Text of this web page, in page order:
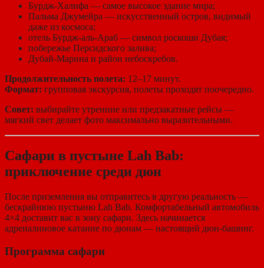
Бурдж-Халифа — самое высокое здание мира;
Пальма Джумейра — искусственный остров, видимый
даже из космоса;
отель Бурдж-аль-Араб — символ роскоши Дубая;
побережье Персидского залива;
Дубай-Марина и район небоскребов.
Продолжительность полета: 12–17 минут.
Формат: групповая экскурсия, полеты проходят поочередно.
Совет: выбирайте утренние или предзакатные рейсы —
мягкий свет делает фото максимально выразительными.
Сафари в пустыне Lah Bab:
приключение среди дюн
После приземления вы отправитесь в другую реальность —
бескрайнюю пустыню Lah Bab. Комфортабельный автомобиль
4×4 доставит вас в зону сафари. Здесь начинается
адреналиновое катание по дюнам — настоящий дюн-башинг.
Программа сафари